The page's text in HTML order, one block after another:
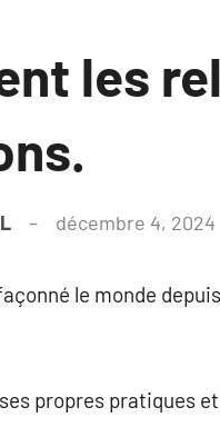
les
décembre 4, 2024
le monde
propres pratiques